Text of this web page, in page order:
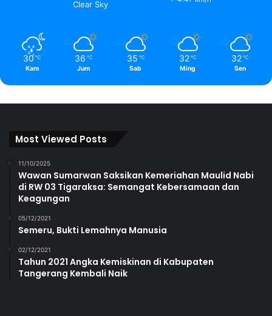
Clear Sky
30 ℃
Kam
36 ℃
Jum
35 ℃
Sab
32 ℃
Ming
32 ℃
Sen
Most Viewed Posts
11/10/2025
Wawan Sumarwan Saksikan Kemeriahan Maulid Nabi
di RW 03 Tigaraksa: Semangat Kebersamaan dan
Keagungan
05/12/2021
Semeru, Bukti Lemahnya Manusia
02/12/2021
Tahun 2021 Angka Kemiskinan di Kabupaten
Tangerang Kembali Naik